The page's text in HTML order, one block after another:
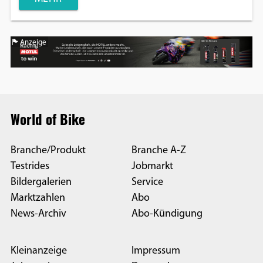
Anzeige
World of Bike
Branche/Produkt
Testrides
Bildergalerien
Marktzahlen
News-Archiv
Branche A-Z
Jobmarkt
Service
Abo
Abo-Kündigung
Kleinanzeige
Impressum